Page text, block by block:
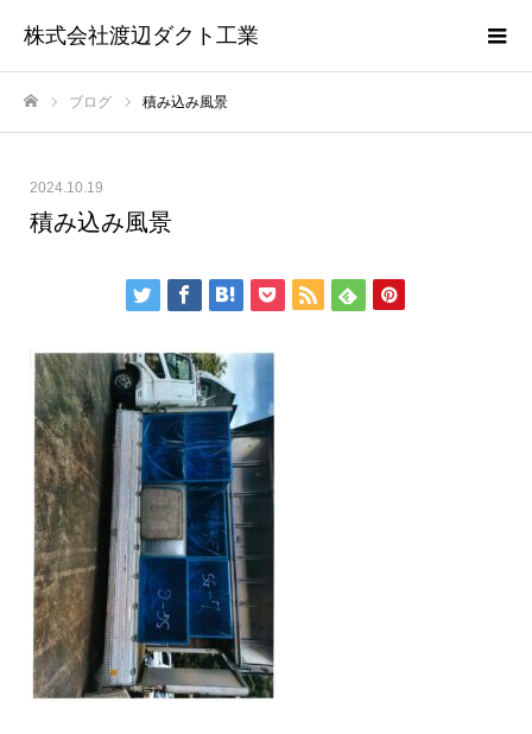
株式会社渡辺ダクト工業
ブログ 積み込み風景
2024.10.19
積み込み風景